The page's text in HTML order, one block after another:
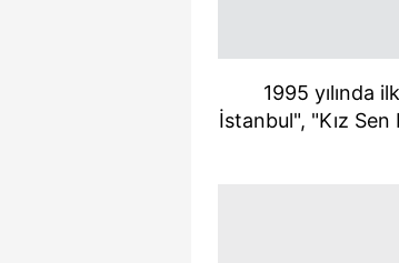
1995 yılında
İstanbul", "Kız